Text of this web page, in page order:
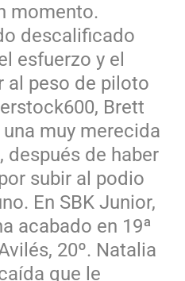
momento.
descalificado
esfuerzo y el
al peso de piloto
Brett
muy merecida
después de haber
subir al podio
En SBK Junior,
acabado en 19ª
20º. Natalia
que le